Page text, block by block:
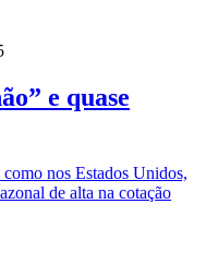
e quase
nos Estados Unidos,
de alta na cotação